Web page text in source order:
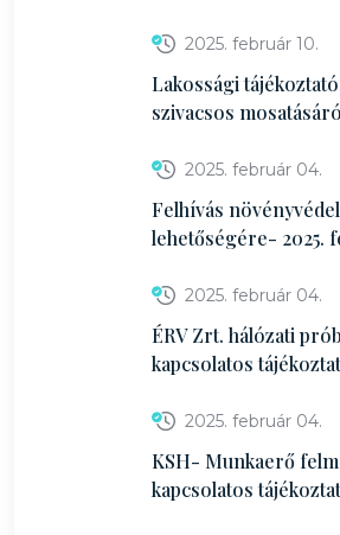
2025. február 10.
Lakossági
szivacsos
2025. február 04.
Felhívás
lehetőségére- 2025.
2025. február 04.
ÉRV Zrt. hálózati
kapcsolatos
2025. február 04.
KSH- Munkaerő
kapcsolatos